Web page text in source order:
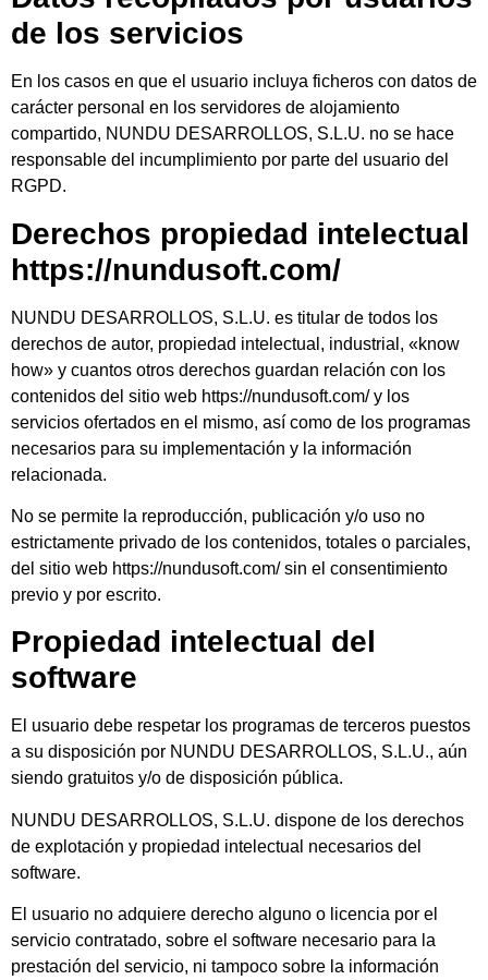
de los servicios
En los casos en que el usuario incluya ficheros con datos de
carácter personal en los servidores de alojamiento
compartido, NUNDU DESARROLLOS, S.L.U. no se hace
responsable del incumplimiento por parte del usuario del
RGPD.
Derechos propiedad intelectual
https://nundusoft.com/
NUNDU DESARROLLOS, S.L.U. es titular de todos los
derechos de autor, propiedad intelectual, industrial, «know
how» y cuantos otros derechos guardan relación con los
contenidos del sitio web https://nundusoft.com/ y los
servicios ofertados en el mismo, así como de los programas
necesarios para su implementación y la información
relacionada.
No se permite la reproducción, publicación y/o uso no
estrictamente privado de los contenidos, totales o parciales,
del sitio web https://nundusoft.com/ sin el consentimiento
previo y por escrito.
Propiedad intelectual del
software
El usuario debe respetar los programas de terceros puestos
a su disposición por NUNDU DESARROLLOS, S.L.U., aún
siendo gratuitos y/o de disposición pública.
NUNDU DESARROLLOS, S.L.U. dispone de los derechos
de explotación y propiedad intelectual necesarios del
software.
El usuario no adquiere derecho alguno o licencia por el
servicio contratado, sobre el software necesario para la
prestación del servicio, ni tampoco sobre la información